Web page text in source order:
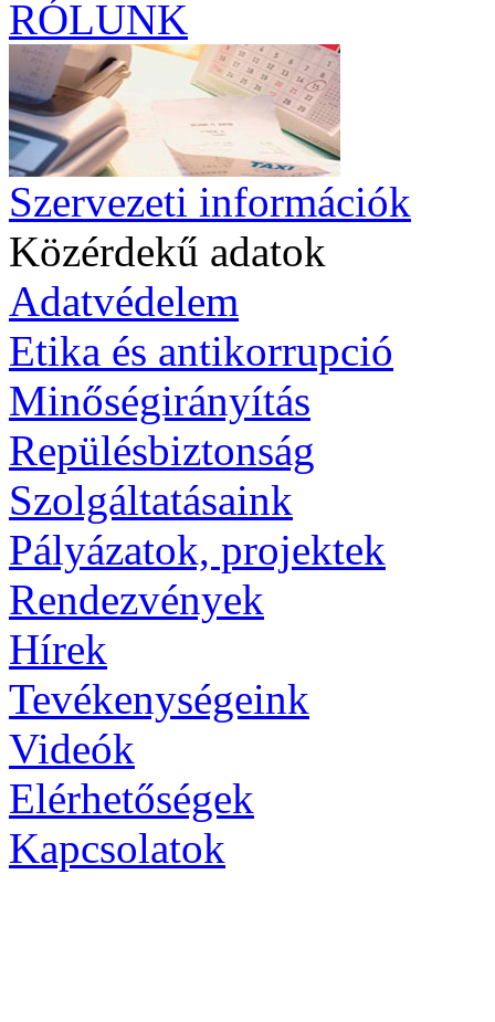
RÓLUNK
Szervezeti információk
Közérdekű adatok
Adatvédelem
Etika és antikorrupció
Minőségirányítás
Repülésbiztonság
Szolgáltatásaink
Pályázatok, projektek
Rendezvények
Hírek
Tevékenységeink
Videók
Elérhetőségek
Kapcsolatok